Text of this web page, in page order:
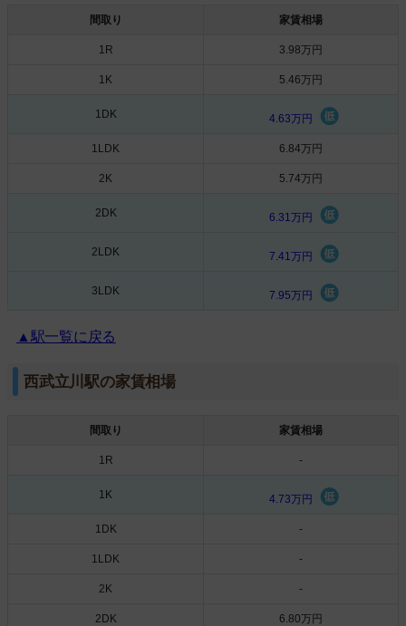
間取り 家賃相場
1R 3.98万円
1K 5.46万円
1DK 4.63万円
1LDK 6.84万円
2K 5.74万円
2DK 6.31万円
2LDK 7.41万円
3LDK 7.95万円
▲駅一覧に戻る
西武立川駅の家賃相場
間取り 家賃相場
1R -
1K 4.73万円
1DK -
1LDK -
2K -
2DK 6.80万円